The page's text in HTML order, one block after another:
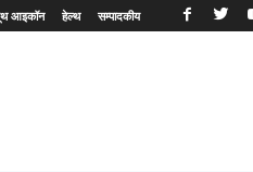
आइकॉन हेल्थ सम्पादकीय